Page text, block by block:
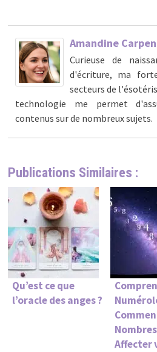
Amandine
Curieuse de
d'écriture, ma
secteurs de
technologie me permet
contenus sur de nombreux sujets.
Publications Similaires :
Qu’est ce que
l’oracle des anges ?
Affecter